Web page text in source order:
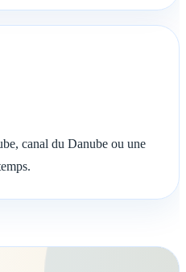
canal du Danube ou une